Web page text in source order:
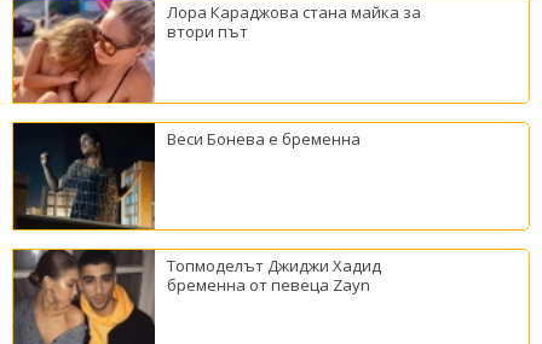
Лора Караджова стана майка за
втори път
Веси Бонева е бременна
Топмоделът Джиджи Хадид
бременна от певеца Zayn